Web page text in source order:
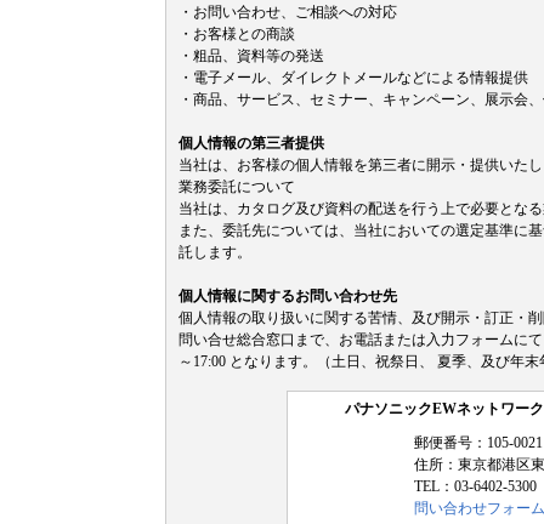
・お問い合わせ、ご相談への対応
・お客様との商談
・粗品、資料等の発送
・電子メール、ダイレクトメールなどによる情報提供
・商品、サービス、セミナー、キャンペーン、展示会
個人情報の第三者提供
当社は、お客様の個人情報を第三者に開示・提供いた
業務委託について
当社は、カタログ及び資料の配送を行う上で必要とな
また、委託先については、当社においての選定基準に
託します。
個人情報に関するお問い合わせ先
個人情報の取り扱いに関する苦情、及び開示・訂正・
問い合せ総合窓口まで、お電話または入力フォームに
～17:00 となります。（土日、祝祭日、 夏季、及び年
パナソニックEWネットワー
郵便番号：105-0021
住所：東京都港区
TEL：03-6402-5300
問い合わせフォーム